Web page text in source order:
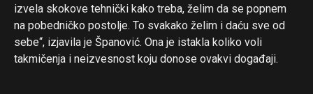
izvela skokove tehnički kako treba, želim da se popnem
na pobedničko postolje. To svakako želim i daću sve od
sebe“, izjavila je Španović. Ona je istakla koliko voli
takmičenja i neizvesnost koju donose ovakvi događaji.